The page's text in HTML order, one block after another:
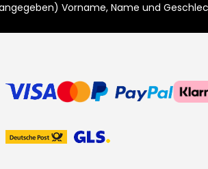
Vorname, Name und